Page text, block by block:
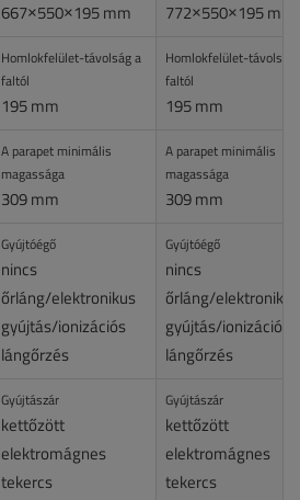
667×550×195 mm 772×550×195 mm
Homlokfelület-távolság a
faltól
195 mm
Homlokfelület-távolság
faltól
195 mm
A parapet minimális
magassága
309 mm
A parapet minimális
magassága
309 mm
Gyújtóégő
nincs
őrláng/elektronikus
gyújtás/ionizációs
lángőrzés
Gyújtóégő
nincs
őrláng/elektronikus
gyújtás/ionizációs
lángőrzés
Gyújtászár
kettőzött
elektromágnes
tekercs
Gyújtászár
kettőzött
elektromágnes
tekercs